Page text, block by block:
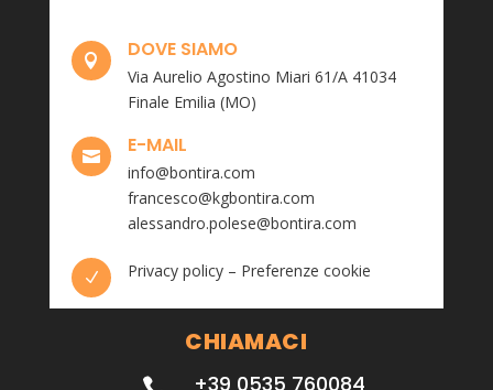
 DOVE SIAMO
Via Aurelio Agostino Miari 61/A 41034
Finale Emilia (MO)
 E-MAIL
info@bontira.com
francesco@kgbontira.com
alessandro.polese@bontira.com
N Privacy policy– Preferenze cookie
CHIAMACI
+39 0535 760084